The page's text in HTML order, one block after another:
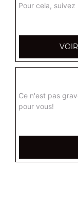
Pour cela, suivez
Ce n'est pas
pour vous!